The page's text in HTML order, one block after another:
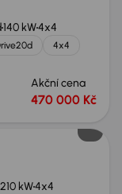
140 kW4x4
4x4
Akční cena
470 000 Kč
210 kW4x4